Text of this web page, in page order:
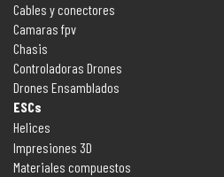
Cables y conectores
Camaras fpv
Chasis
Controladoras Drones
Drones Ensamblados
ESCs
Helices
Impresiones 3D
Materiales compuestos